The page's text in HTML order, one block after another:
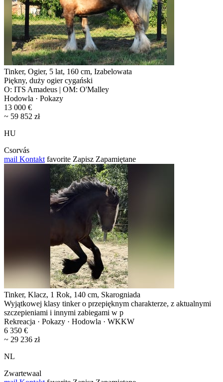
Tinker, Ogier, 5 lat, 160 cm, Izabelowata
Piękny, duży ogier cygański
O: ITS Amadeus | OM: O'Malley
Hodowla · Pokazy
13 000 €
~ 59 852 zł
HU
Csorvás
mail Kontakt favorite Zapisz Zapamiętane
Tinker, Klacz, 1 Rok, 140 cm, Skarogniada
Wyjątkowej klasy tinker o przepięknym charakterze, z aktualnymi
szczepieniami i innymi zabiegami w p
Rekreacja · Pokazy · Hodowla · WKKW
6 350 €
~ 29 236 zł
NL
Zwartewaal